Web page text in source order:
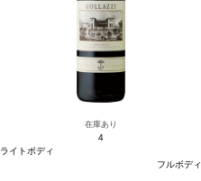
在庫あり
4
ライトボディ
フルボディ